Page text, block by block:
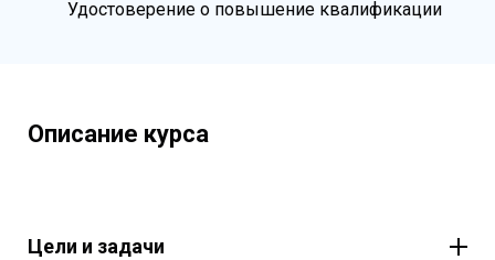
Удостоверение о повышение квалификации
Описание курса
Цели и задачи